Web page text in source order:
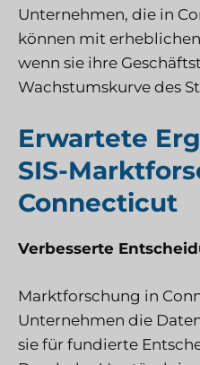
Unternehmen, die in
können mit
wenn sie ihre
Wachstumskurve des
Erwartete
SIS-
Connecticut
Verbesserte
Marktforschung in
Unternehmen die
sie für fundierte